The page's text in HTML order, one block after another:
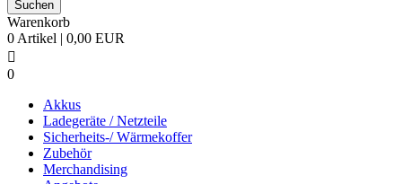
Warenkorb
0 Artikel | 0,00 EUR

0
Akkus
Ladegeräte / Netzteile
Sicherheits-/ Wärmekoffer
Zubehör
Merchandising